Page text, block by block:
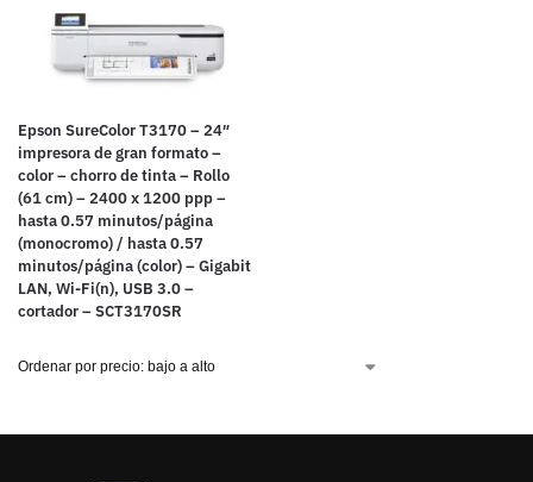
Epson SureColor T3170 – 24″
impresora de gran formato –
color – chorro de tinta – Rollo
(61 cm) – 2400 x 1200 ppp –
hasta 0.57 minutos/página
(monocromo) / hasta 0.57
minutos/página (color) – Gigabit
LAN, Wi-Fi(n), USB 3.0 –
cortador – SCT3170SR